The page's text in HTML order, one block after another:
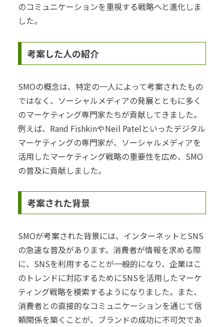
のコミュニケーションを重視する戦略へと進化しま
した。
考案した人の紹介
SMOの概念は、特定の一人によって考案されたもの
ではなく、ソーシャルメディアの発展とともに多く
のマーケティング専門家たちが貢献してきました。
例えば、Rand FishkinやNeil Patelといったデジタル
マーケティングの専門家が、ソーシャルメディアを
活用したマーケティング戦略の重要性を広め、SMO
の普及に貢献しました。
考案された背景
SMOが考案された背景には、インターネットとSNS
の急速な普及があります。消費者が情報を求める際
に、SNSを利用することが一般的になり、企業はこ
のトレンドに対応するためにSNSを活用したマーケ
ティング戦略を模索するようになりました。また、
消費者との直接的なコミュニケーションを通じて信
頼関係を築くことが、ブランドの成功に不可欠であ